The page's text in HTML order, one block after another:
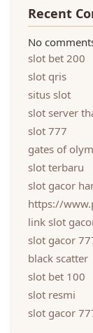
Recent
No
slot bet 200
slot qris
situs slot
slot server
slot 777
gates of
slot terbaru
slot gacor
https://
link slot
slot gacor
black scatter
slot bet 100
slot resmi
slot gacor